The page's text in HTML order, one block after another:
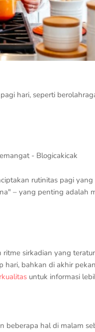
hari, seperti
rutinitas pagi
– yang penting adalah
sirkadian yang
bahkan di akhir
untuk informasi
hal di malam